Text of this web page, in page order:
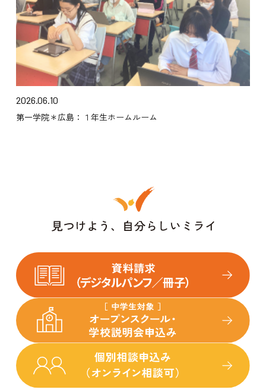
2026.06.10
第一学院＊広島：１年生ホームルーム